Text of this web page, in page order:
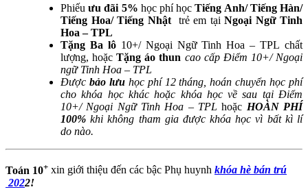
Phiếuưu đãi 5% học phí họcTiếng Anh/ Tiếng Hàn/
Tiếng Hoa/ Tiếng Nhật trẻ em tại Ngoại Ngữ Tinh
Hoa – TPL
Tặng Ba lô10+/ Ngoại Ngữ Tinh Hoa – TPL chất
lượng, hoặcTặng áo thun cao cấp Điểm 10+/ Ngoại
ngữ Tinh Hoa – TPL
Được bảo lưuhọc phí 12 tháng, hoán chuyển học phí
cho khóa học khác hoặc khóa học về sau tại Điểm
10+/ Ngoại Ngữ Tinh Hoa – TPL hoặc HOÀN PHÍ
100%khi không tham gia được khóa học vì bất kì lí
do nào.
Toán 10+ xin giới thiệu đến các bậc Phụ huynh khóa hè bán trú​
2022!